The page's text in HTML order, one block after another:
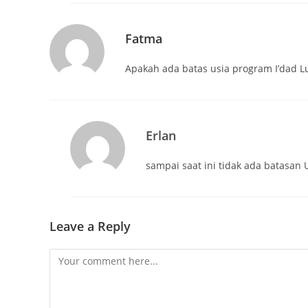
Fatma
Apakah ada batas usia program I’dad
Erlan
sampai saat ini tidak ada batasan
Leave a Reply
Comment